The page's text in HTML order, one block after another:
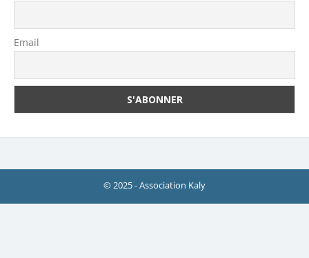
Email
© 2025 - Association Kaly